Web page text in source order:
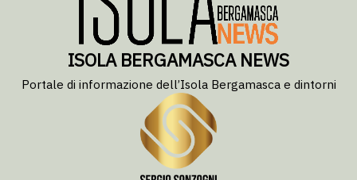
ISOLA BERGAMASCA NEWS
Portale di informazione dell’Isola Bergamasca e dintorni